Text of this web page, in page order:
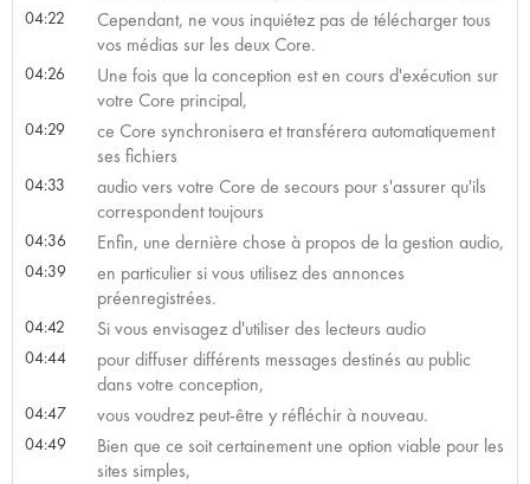
04:22
Cependant, ne vous inquiétez pas de télécharger tous
vos médias sur les deux Core.
04:26
Une fois que la conception est en cours d'exécution sur
votre Core principal,
04:29
ce Core synchronisera et transférera automatiquement
ses fichiers
04:33
audio vers votre Core de secours pour s'assurer qu'ils
correspondent toujours
04:36 Enfin, une dernière chose à propos de la gestion audio,
04:39
en particulier si vous utilisez des annonces
préenregistrées.
04:42 Si vous envisagez d'utiliser des lecteurs audio
04:44
pour diffuser différents messages destinés au public
dans votre conception,
04:47 vous voudrez peut-être y réfléchir à nouveau.
04:49
Bien que ce soit certainement une option viable pour les
sites simples,